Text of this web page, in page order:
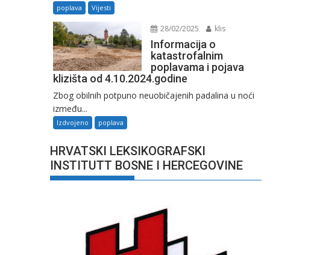
poplava Vijesti
28/02/2025 klis
Informacija o
katastrofalnim
poplavama i pojava
klizišta od 4.10.2024.godine
Zbog obilnih potpuno neuobičajenih padalina u noći
između...
Izdvojeno poplava
HRVATSKI LEKSIKOGRAFSKI
INSTITUTT BOSNE I HERCEGOVINE